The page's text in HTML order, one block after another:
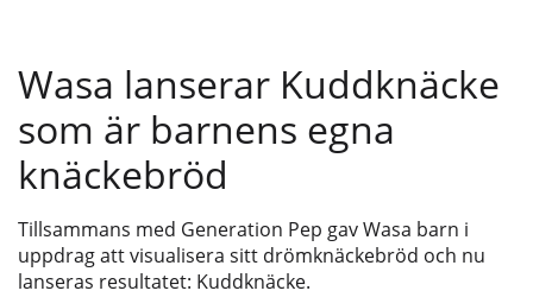
Wasa lanserar Kuddknäcke
som är barnens egna
knäckebröd
Tillsammans med Generation Pep gav Wasa barn i
uppdrag att visualisera sitt drömknäckebröd och nu
lanseras resultatet: Kuddknäcke.